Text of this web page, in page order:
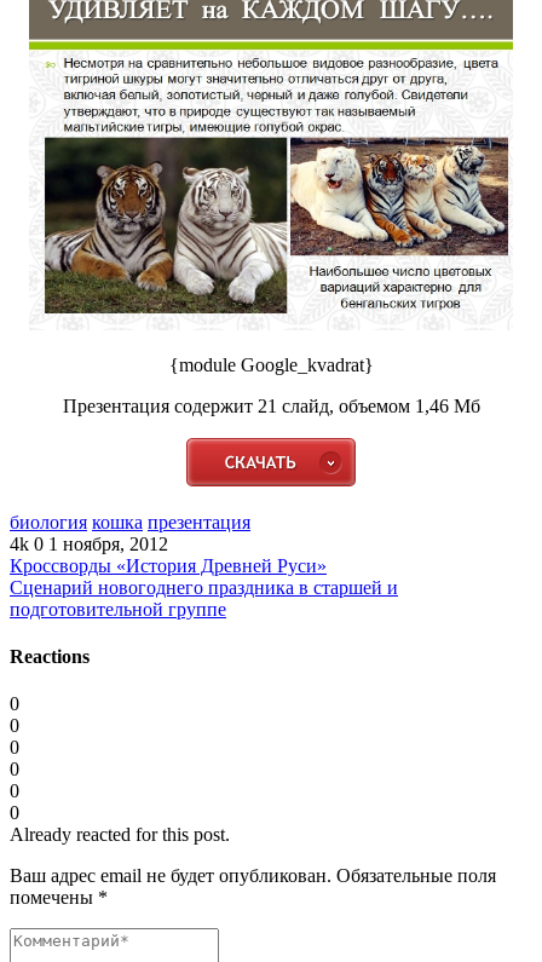
{module Google_kvadrat}
Презентация содержит 21 слайд, объемом 1,46 Мб
биология кошка презентация
4k 0 1 ноября, 2012
Кроссворды «История Древней Руси»
Сценарий новогоднего праздника в старшей и
подготовительной группе
Reactions
0
0
0
0
0
0
Already reacted for this post.
Ваш адрес email не будет опубликован. Обязательные поля
помечены *